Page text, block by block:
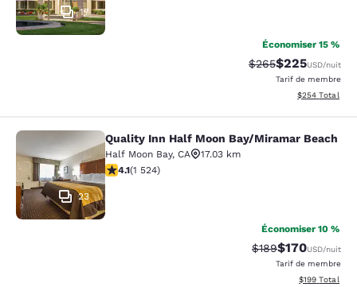
17
Économiser 15 %
Tarif barré :
$265Tarif réduit :
$225USD/nuit
Tarif de membre
Afficher les
$254 Total
Quality Inn Half Moon Bay/Miramar
23
Quality Inn Half Moon Bay/Miramar Beach
Half Moon Bay, CA
17.03 km
4.08 étoiles. Très bon. 1524 commentaires
4.1(1 524)
Économiser 10 %
Tarif barré :
$189Tarif réduit :
$170USD/nuit
Tarif de membre
Afficher les
$199 Total